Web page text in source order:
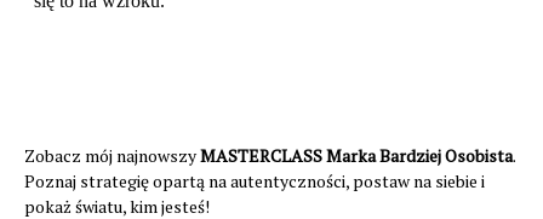
Zobacz mój najnowszyMASTERCLASS Marka Bardziej Osobista.
Poznaj strategię opartą na autentyczności, postaw na siebie i
pokaż światu, kim jesteś!